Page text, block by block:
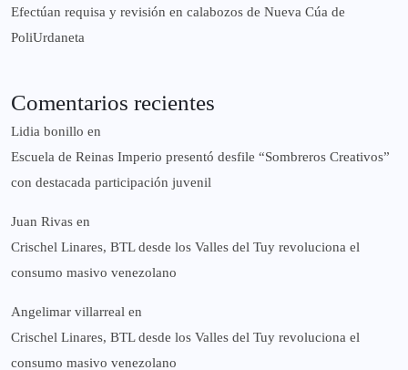
Efectúan requisa y revisión en calabozos de Nueva Cúa de
PoliUrdaneta
Comentarios recientes
Lidia bonillo en
Escuela de Reinas Imperio presentó desfile “Sombreros Creativos”
con destacada participación juvenil
Juan Rivas en
Crischel Linares, BTL desde los Valles del Tuy revoluciona el
consumo masivo venezolano
Angelimar villarreal en
Crischel Linares, BTL desde los Valles del Tuy revoluciona el
consumo masivo venezolano